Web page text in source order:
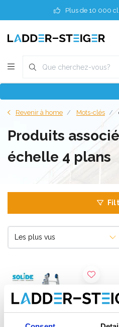
Plus de 10 000
Revenir à home Mots-clés
Produits
échelle 4 plans